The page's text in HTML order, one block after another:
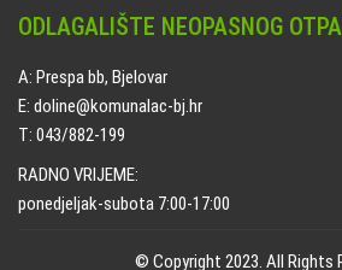
ODLAGALIŠTE NEOPASNOG
A: Prespa bb, Bjelovar
E: doline@komunalac-bj.hr
T: 043/882-199
RADNO VRIJEME:
ponedjeljak-subota 7:00-17:00
© Copyright 2023. All Rights